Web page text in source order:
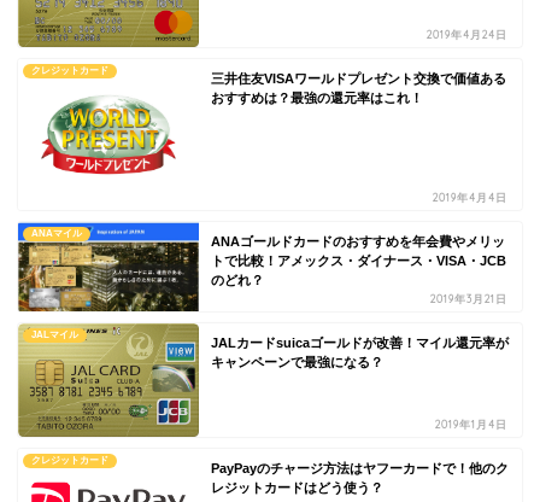
2019年4月24日
クレジットカード
三井住友VISAワールドプレゼント交換で価値ある
おすすめは？最強の還元率はこれ！
2019年4月4日
ANAマイル
ANAゴールドカードのおすすめを年会費やメリッ
トで比較！アメックス・ダイナース・VISA・JCB
のどれ？
2019年3月21日
JALマイル
JALカードsuicaゴールドが改善！マイル還元率が
キャンペーンで最強になる？
2019年1月4日
クレジットカード
PayPayのチャージ方法はヤフーカードで！他のク
レジットカードはどう使う？